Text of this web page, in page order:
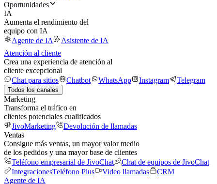
Oportunidades
IA
Aumenta el rendimiento del
equipo con IA
Agente de IA
Asistente de IA
Atención al cliente
Crea una experiencia de atención al
cliente excepcional
Chat para sitios
Chatbot WhatsApp Instagram Telegram
Todos los canales
Marketing
Transforma el tráfico en
clientes potenciales cualificados
JivoMarketing
Devolución de llamadas
Ventas
Consigue más ventas, un mayor valor medio
de los pedidos y una mayor base de clientes
Teléfono empresarial de JivoChat
Chat de equipos de JivoChat
IntegracionesTeléfono Plus Video llamadas
CRM
Agente de IA